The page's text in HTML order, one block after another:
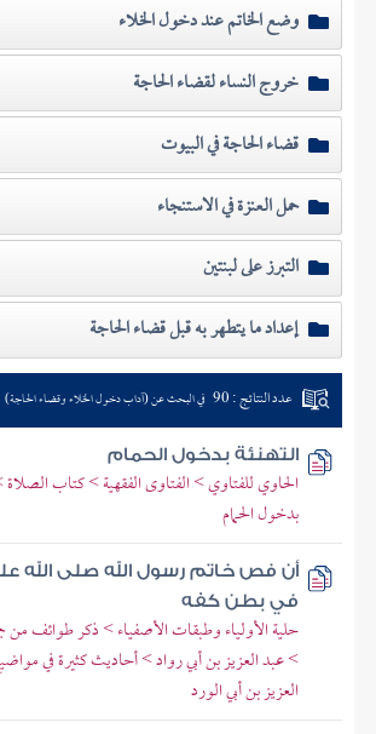
وضع الخاتم عند دخول الخلاء
خروج النساء لقضاء الحاجة
قضاء الحاجة في البيوت
حمل العنزة في الاستنجاء
التبرز على لبنتين
إعداد ما يتطهر به قبل قضاء الحاجة
عدد النتائج : 90 في البحث عن (آداب دخول الخلاء وقضاء الحاجة)
التهنئة بدخول الحمام
الحاوي للفتاوي > الفتاوى الفقهية > كتاب الصلاة
بدخول الحمام
أن فص خاتم رسول الله صلى الله
في بطن كفه
حلية الأولياء وطبقات الأصفياء > ذكر طوائف من
> عبد العزيز بن أبي رواد > أحاديث كثيرة في
العزيز بن أبي الورد